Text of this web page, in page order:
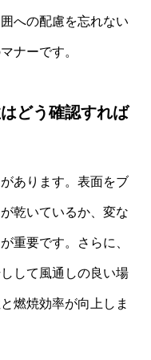
への配慮を忘れない
ナーです。
どう確認すれば
あります。表面をブ
乾いているか、変な
重要です。さらに、
して風通しの良い場
燃焼効率が向上しま